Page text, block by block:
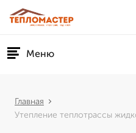
Меню
Главная
Утепление теплотрассы